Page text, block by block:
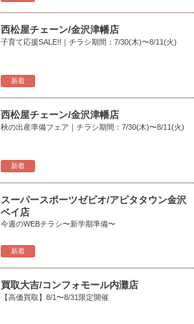
新着
西松屋チェーン/金沢津幡店
子育て応援SALE!!｜チラシ期間：7/30(木)〜8/11(火)
新着
西松屋チェーン/金沢津幡店
秋の出産準備フェア｜チラシ期間：7/30(木)〜8/11(火)
新着
スーパースポーツゼビオ/アピタタウン金沢
ベイ店
今週のWEBチラシ〜新学期準備〜
買取大吉/コンフォモール内灘店
【高価買取】8/1〜8/31限定開催